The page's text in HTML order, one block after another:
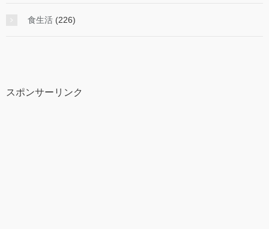
食生活 (226)
スポンサーリンク